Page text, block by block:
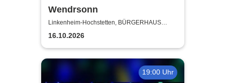
Wendrsonn
Linkenheim-Hochstetten, BÜRGERHAUS
LINKENHEIM
16.10.2026
19:00 Uhr